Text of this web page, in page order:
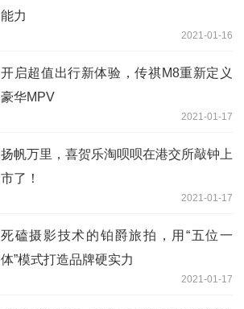
能力
2021-01-16
开启超值出行新体验，传祺M8重新定义
豪华MPV
2021-01-17
扬帆万里，喜贺乐淘呗呗在港交所敲钟上
市了！
2021-01-17
死磕摄影技术的铂爵旅拍，用“五位一
体”模式打造品牌硬实力
2021-01-17